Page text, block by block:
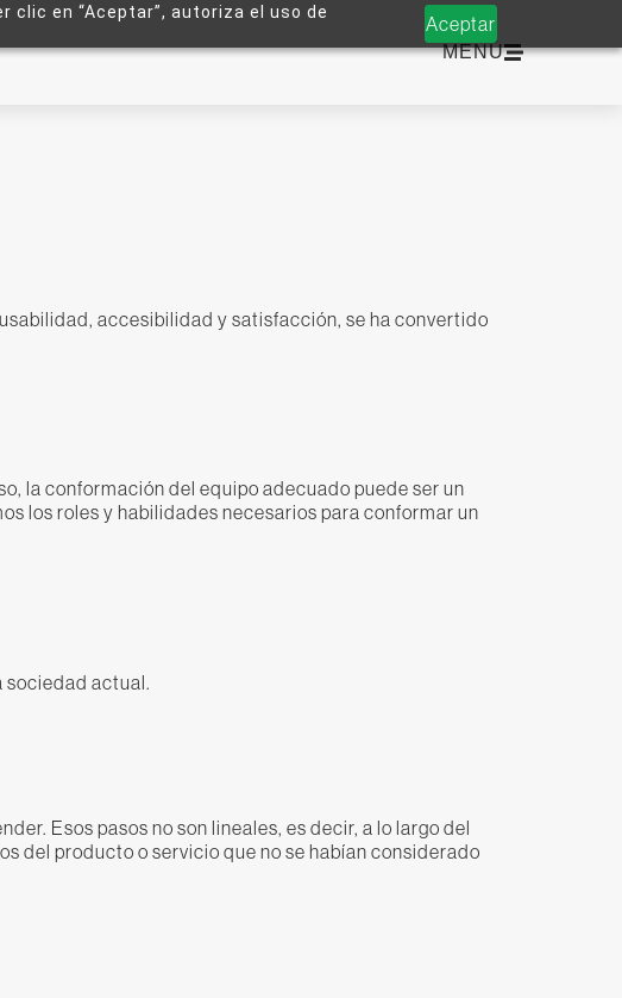
en “Aceptar”, autoriza el uso de
Aceptar
MENÚ
accesibilidad y satisfacción, se ha convertido
la conformación del equipo adecuado puede ser un
los roles y habilidades necesarios para conformar un
sociedad actual.
Esos pasos no son lineales, es decir, a lo largo del
del producto o servicio que no se habían considerado